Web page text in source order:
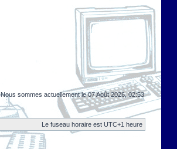
Nous sommes actuellement le 07 Août 2026, 02:53
Le fuseau horaire est UTC+1 heure